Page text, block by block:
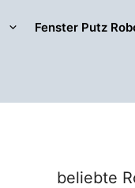
Fenster Putz
beliebte